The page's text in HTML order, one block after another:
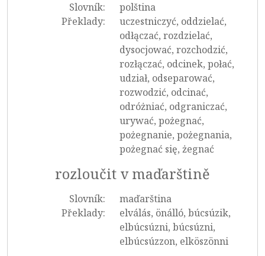
Slovník:
polština
Překlady:
uczestniczyć, oddzielać,
odłączać, rozdzielać,
dysocjować, rozchodzić,
rozłączać, odcinek, połać,
udział, odseparować,
rozwodzić, odcinać,
odróżniać, odgraniczać,
urywać, pożegnać,
pożegnanie, pożegnania,
pożegnać się, żegnać
rozloučit v maďarštině
Slovník:
maďarština
Překlady:
elválás, önálló, búcsúzik,
elbúcsúzni, búcsúzni,
elbúcsúzzon, elköszönni